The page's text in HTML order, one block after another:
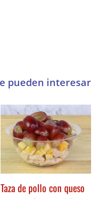
Taza de pollo con queso